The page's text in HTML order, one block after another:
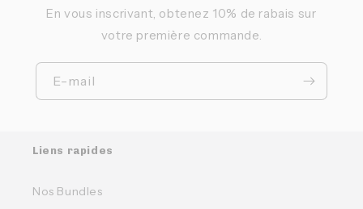
En vous inscrivant, obtenez 10% de rabais sur
votre première commande.
E-mail
Liens rapides
Nos Bundles